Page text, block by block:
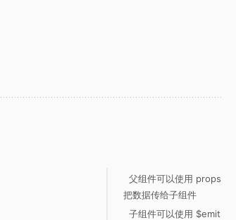
父组件可以使用 props
把数据传给子组件
子组件可以使用 $emit